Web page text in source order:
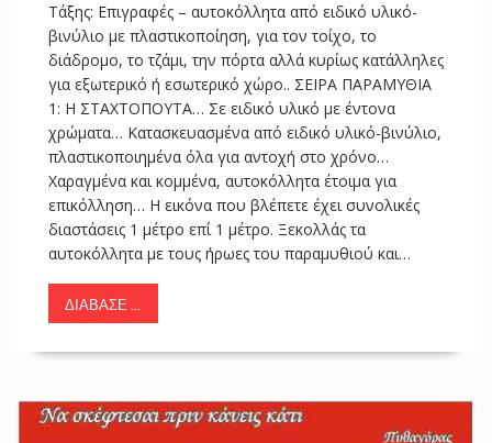
Τάξης: Επιγραφές – αυτοκόλλητα από ειδικό υλικό-
βινύλιο με πλαστικοποίηση, για τον τοίχο, το
διάδρομο, το τζάμι, την πόρτα αλλά κυρίως κατάλληλες
για εξωτερικό ή εσωτερικό χώρο.. ΣΕΙΡΑ ΠΑΡΑΜΥΘΙΑ
1: Η ΣΤΑΧΤΟΠΟΥΤΑ… Σε ειδικό υλικό με έντονα
χρώματα… Κατασκευασμένα από ειδικό υλικό-βινύλιο,
πλαστικοποιημένα όλα για αντοχή στο χρόνο…
Χαραγμένα και κομμένα, αυτοκόλλητα έτοιμα για
επικόλληση… Η εικόνα που βλέπετε έχει συνολικές
διαστάσεις 1 μέτρο επί 1 μέτρο. Ξεκολλάς τα
αυτοκόλλητα με τους ήρωες του παραμυθιού και…
ΔΙΆΒΑΣΕ ...